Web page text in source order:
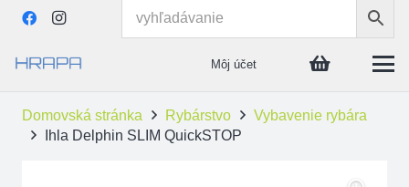
Môj účet
Domovská stránka Rybárstvo
Vybavenie rybára
Ihla Delphin SLIM QuickSTOP